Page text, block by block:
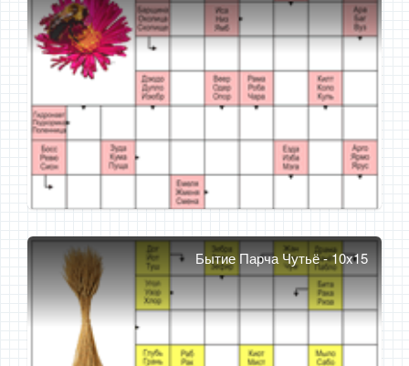
Бытие Парча Чутьё - 10x15